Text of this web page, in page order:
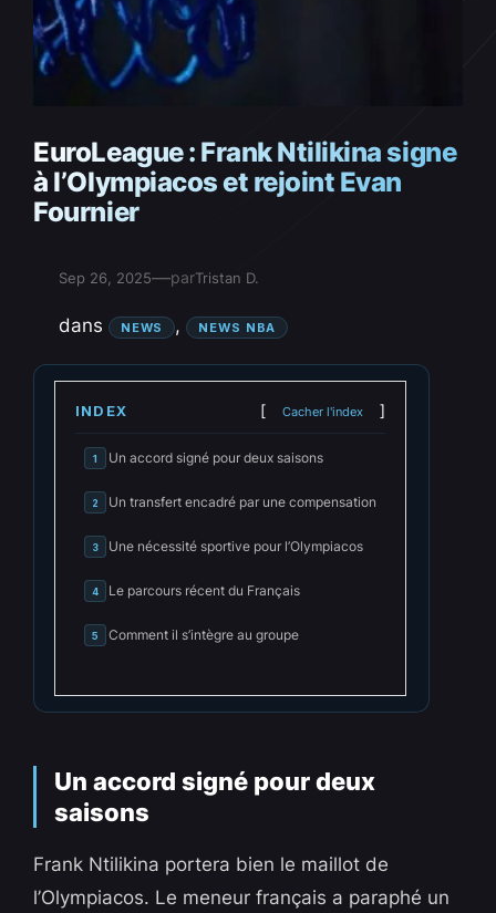
EuroLeague : Frank Ntilikina signe
à l’Olympiacos et rejoint Evan
Fournier
Sep 26, 2025—parTristan D.
dans NEWS , NEWS NBA
INDEX Cacher l'index
1 Un accord signé pour deux saisons
2 Un transfert encadré par une compensation
3 Une nécessité sportive pour l’Olympiacos
4 Le parcours récent du Français
5 Comment il s’intègre au groupe
Un accord signé pour deux
saisons
Frank Ntilikina portera bien le maillot de
l’Olympiacos. Le meneur français a paraphé un